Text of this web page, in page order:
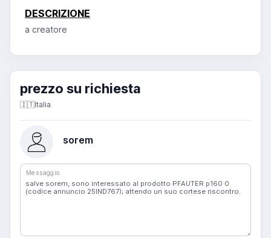
DESCRIZIONE
a creatore
prezzo su richiesta
🇮🇹Italia
sorem
Messaggio